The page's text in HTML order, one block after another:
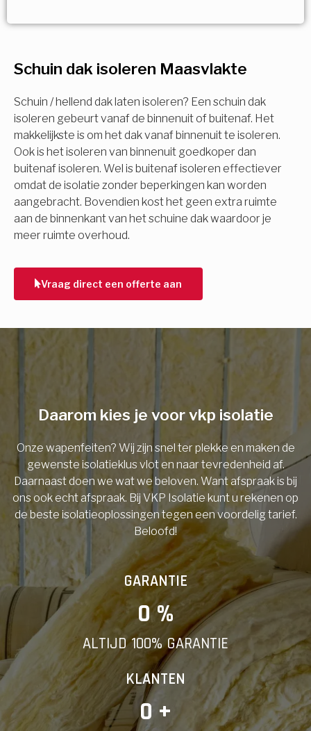
Schuin dak isoleren Maasvlakte
Schuin / hellend dak laten isoleren? Een schuin dak
isoleren gebeurt vanaf de binnenuit of buitenaf. Het
makkelijkste is om het dak vanaf binnenuit te isoleren.
Ook is het isoleren van binnenuit goedkoper dan
buitenaf isoleren. Wel is buitenaf isoleren effectiever
omdat de isolatie zonder beperkingen kan worden
aangebracht. Bovendien kost het geen extra ruimte
aan de binnenkant van het schuine dak waardoor je
meer ruimte overhoud.
Vraag direct een offerte aan
Meerdere keuzes mogelijk
Isolatiemaatregel
Spouwisolatie
Vloerisolatie
Dakisolatie
Gevelisolatie
Vorige Volgende
subsidie!
Vul uw gegevens in en ontvang nu direct uw
berekening per mail.
Voornaam
Telefoonnummer
Vorige
Daarom kies je voor vkp isolatie
Onze wapenfeiten? Wij zijn snel ter plekke en maken de
gewenste isolatieklus vlot en naar tevredenheid af.
Daarnaast doen we wat we beloven. Want afspraak is bij
ons ook echt afspraak. Bij VKP Isolatie kunt u rekenen op
de beste isolatieoplossingen tegen een voordelig tarief.
Beloofd!
GARANTIE
0 %
ALTIJD 100% GARANTIE
KLANTEN
0 +